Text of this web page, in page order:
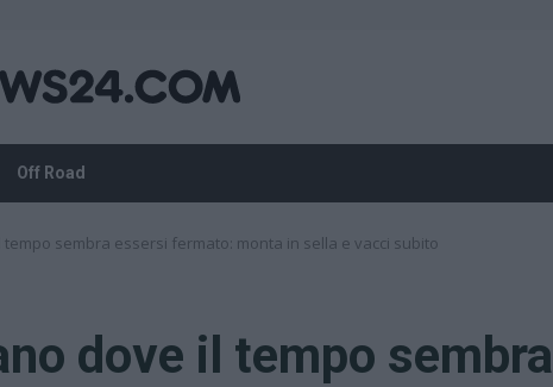
Off Road
tempo sembra essersi fermato: monta in sella e vacci subito
dove il tempo sembra